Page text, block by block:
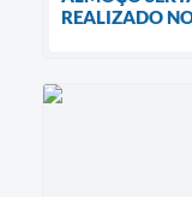
REALIZADO